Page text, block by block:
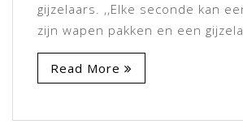
gijzelaars. ,,Elke seconde kan
zijn wapen pakken en een
Read More